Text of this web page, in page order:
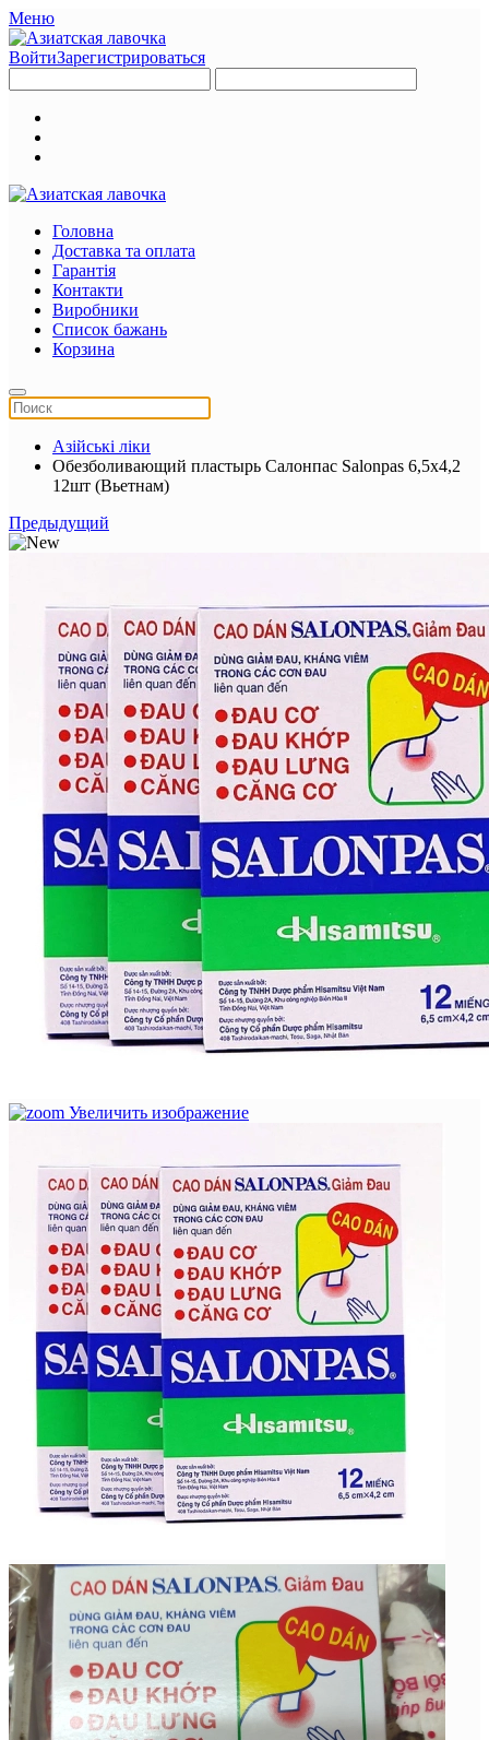
Меню
ВойтиЗарегистрироваться
Головна
Доставка та оплата
Гарантія
Контакти
Виробники
Список бажань
Корзина
Азійські ліки
Обезболивающий пластырь Салонпас Salonpas 6,5х4,2
12шт (Вьетнам)
Предыдущий
Увеличить изображение